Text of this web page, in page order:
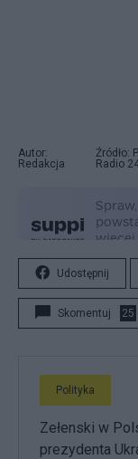
Autor:
Redakcja
Źródło:
Radio
Udostępnij
Skomentuj 25
Polityka
Zełenski w
prezydenta